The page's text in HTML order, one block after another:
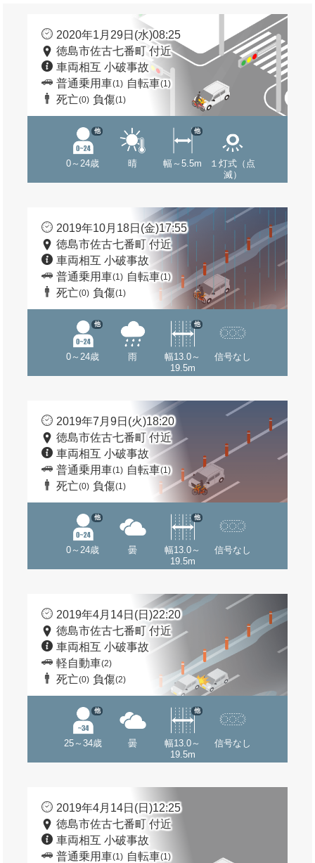
2020年1月29日(水)08:25
徳島市佐古七番町 付近
車両相互 小破事故
普通乗用車(1) 自転車(1)
死亡(0) 負傷(1)
0～24歳
他
晴 幅～5.5m
他
１灯式（点
滅）
2019年10月18日(金)17:55
徳島市佐古七番町 付近
車両相互 小破事故
普通乗用車(1) 自転車(1)
死亡(0) 負傷(1)
0～24歳
他
雨
幅13.0～
19.5m
他
信号なし
2019年7月9日(火)18:20
徳島市佐古七番町 付近
車両相互 小破事故
普通乗用車(1) 自転車(1)
死亡(0) 負傷(1)
0～24歳
他
曇
幅13.0～
19.5m
他
信号なし
2019年4月14日(日)22:20
徳島市佐古七番町 付近
車両相互 小破事故
軽自動車(2)
死亡(0) 負傷(2)
25～34歳
他
曇
幅13.0～
19.5m
他
信号なし
2019年4月14日(日)12:25
徳島市佐古七番町 付近
車両相互 小破事故
普通乗用車(1) 自転車(1)